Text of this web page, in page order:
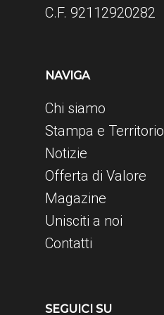
C.F. 92112920282
NAVIGA
Chi siamo
Stampa e Territorio
Notizie
Offerta di Valore
Magazine
Unisciti a noi
Contatti
SEGUICI SU